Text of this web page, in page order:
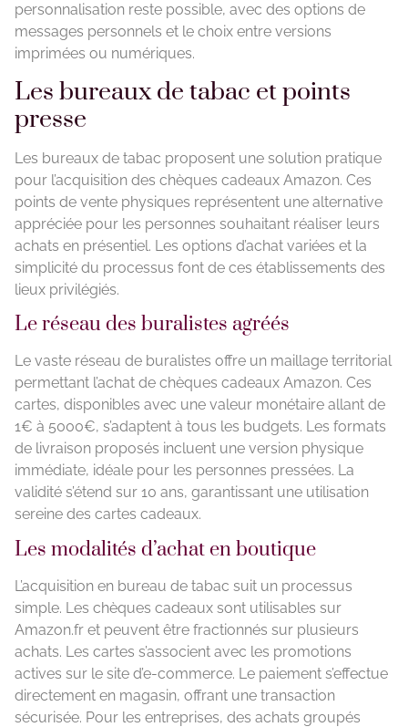
personnalisation reste possible, avec des options de
messages personnels et le choix entre versions
imprimées ou numériques.
Les bureaux de tabac et points
presse
Les bureaux de tabac proposent une solution pratique
pour l’acquisition des chèques cadeaux Amazon. Ces
points de vente physiques représentent une alternative
appréciée pour les personnes souhaitant réaliser leurs
achats en présentiel. Les options d’achat variées et la
simplicité du processus font de ces établissements des
lieux privilégiés.
Le réseau des buralistes agréés
Le vaste réseau de buralistes offre un maillage territorial
permettant l’achat de chèques cadeaux Amazon. Ces
cartes, disponibles avec une valeur monétaire allant de
1€ à 5000€, s’adaptent à tous les budgets. Les formats
de livraison proposés incluent une version physique
immédiate, idéale pour les personnes pressées. La
validité s’étend sur 10 ans, garantissant une utilisation
sereine des cartes cadeaux.
Les modalités d’achat en boutique
L’acquisition en bureau de tabac suit un processus
simple. Les chèques cadeaux sont utilisables sur
Amazon.fr et peuvent être fractionnés sur plusieurs
achats. Les cartes s’associent avec les promotions
actives sur le site d’e-commerce. Le paiement s’effectue
directement en magasin, offrant une transaction
sécurisée. Pour les entreprises, des achats groupés